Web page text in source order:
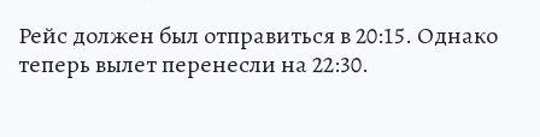
Рейс должен был отправиться в 20:15. Однако
теперь вылет перенесли на 22:30.